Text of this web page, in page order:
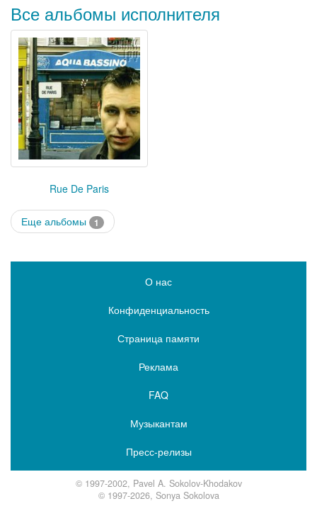
Все альбомы исполнителя
Rue De Paris
Еще альбомы 1
О нас
Конфиденциальность
Страница памяти
Реклама
FAQ
Музыкантам
Пресс-релизы
© 1997-2002, Pavel A. Sokolov-Khodakov
© 1997-2026, Sonya Sokolova